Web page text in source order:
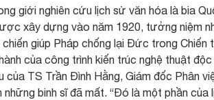
giới nghiên cứu lịch sử văn hóa là bia
xây dựng vào năm 1920, tưởng niệm
giúp Pháp chống lại Đức trong Chiến
của công trình kiến trúc nghệ thuật
TS Trần Đình Hằng, Giám đốc Phân
binh sĩ đã mất. “Đó là một phần của